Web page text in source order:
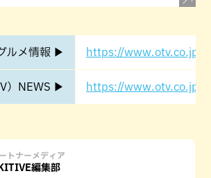
ルメ情報 ▶ https://www.otv.co.jp/
）NEWS ▶ https://www.otv.co.jp/
トナーメディア
編集部